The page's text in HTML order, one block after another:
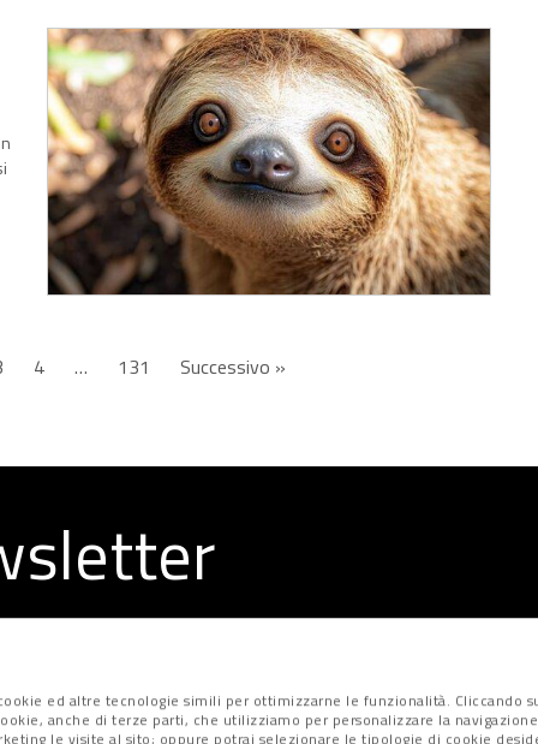
ed altre tecnologie simili per ottimizzarne le funzionalità. Cliccando su
anche di terze parti, che utilizziamo per personalizzare la
le visite al sito; oppure potrai selezionare le tipologie di cookie
4 … 131 Successivo »